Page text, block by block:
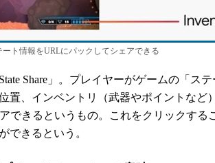
ート情報をURLにパックしてシェアできる
Share」。プレイヤーがゲームの「ス
置、インベントリ（武器やポイントなど
できるというもの。これをクリックする
できるという。